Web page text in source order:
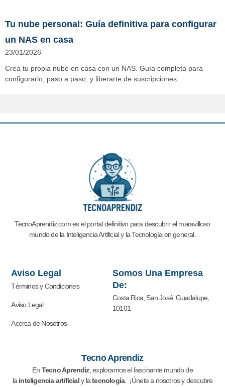
Tu nube personal: Guía definitiva para configurar
un NAS en casa
23/01/2026
Crea tu propia nube en casa con un NAS. Guía completa para
configurarlo, paso a paso, y liberarte de suscripciones.
TecnoAprendiz.com es el portal definitivo para descubrir el maravilloso
mundo de la Inteligencia Artificial y laTecnología en general.
Aviso Legal
Términos y Condiciones
Aviso Legal
Acerca de Nosotros
Somos Una Empresa
De:
Costa Rica, San José, Guadalupe,
10101
Tecno Aprendiz
En Tecno Aprendiz, exploramos el fascinante mundo de
lainteligencia artificialy latecnología. ¡Únete a nosotros y descubre